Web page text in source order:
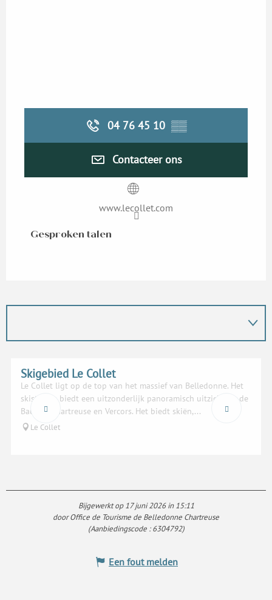
04 76 45 10 ▒▒
Contacteer ons
www.lecollet.com
Gesproken talen
Gesproken talen
Skigebied Le Collet
Le Collet ligt op de top van het massief van Belledonne. Het
skistation biedt een uitzonderlijk panoramisch uitzicht op de
Bauges, Chartreuse en Vercors. Het biedt skiën,...
Le Collet
Bijgewerkt op 17 juni 2026 in 15:11
door Office de Tourisme de Belledonne Chartreuse
(Aanbiedingscode :6304792)
Een fout melden